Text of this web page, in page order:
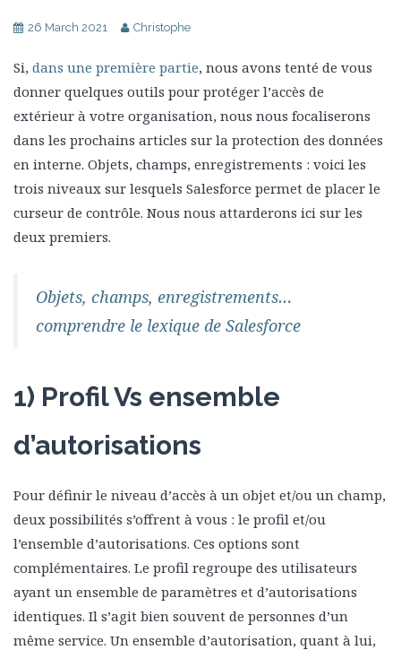
26 March 2021 Christophe
Si, dans une première partie, nous avons tenté de vous
donner quelques outils pour protéger l’accès de
extérieur à votre organisation, nous nous focaliserons
dans les prochains articles sur la protection des données
en interne. Objets, champs, enregistrements : voici les
trois niveaux sur lesquels Salesforce permet de placer le
curseur de contrôle. Nous nous attarderons ici sur les
deux premiers.
Objets, champs, enregistrements…
comprendre le lexique de Salesforce
1) Profil Vs ensemble
d’autorisations
Pour définir le niveau d’accès à un objet et/ou un champ,
deux possibilités s’offrent à vous : le profil et/ou
l’ensemble d’autorisations. Ces options sont
complémentaires. Le profil regroupe des utilisateurs
ayant un ensemble de paramètres et d’autorisations
identiques. Il s’agit bien souvent de personnes d’un
même service. Un ensemble d’autorisation, quant à lui,